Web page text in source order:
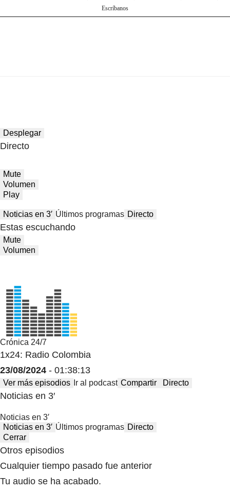
Escríbanos
Desplegar
Directo
Mute
Volumen
Play
Noticias en 3′ Últimos programas Directo
Estas escuchando
Mute
Volumen
Crónica 24/7
1x24: Radio Colombia
23/08/2024 - 01:38:13
Ver más episodios Ir al podcast Compartir Directo
Noticias en 3′
Noticias en 3′
Noticias en 3′ Últimos programas Directo
Cerrar
Otros episodios
Cualquier tiempo pasado fue anterior
Tu audio se ha acabado.